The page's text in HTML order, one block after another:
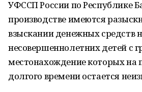
УФССП России по Республике
производстве имеются
взыскании денежных средств
несовершеннолетних детей с
местонахождение которых на
долгого времени остается